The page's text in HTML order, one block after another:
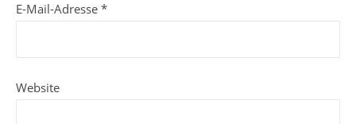
E-Mail-Adresse *
Website